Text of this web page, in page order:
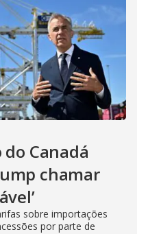
Canadá
chamar
sobre importações
por parte de